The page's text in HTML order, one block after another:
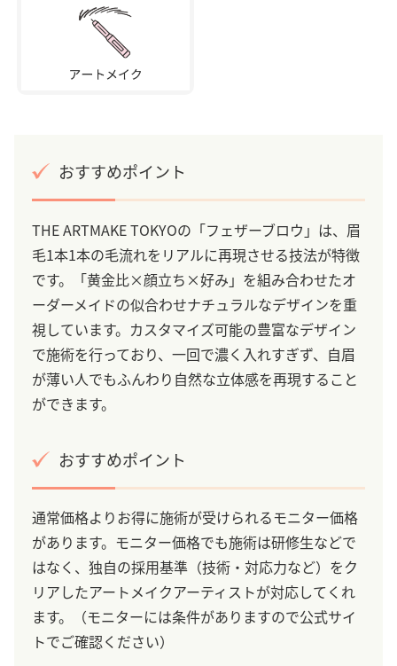
おすすめポイント
THE ARTMAKE TOKYOの「フェザーブロウ」は、眉
毛1本1本の毛流れをリアルに再現させる技法が特徴
です。「黄金比×顔立ち×好み」を組み合わせたオ
ーダーメイドの似合わせナチュラルなデザインを重
視しています。カスタマイズ可能の豊富なデザイン
で施術を行っており、一回で濃く入れすぎず、自眉
が薄い人でもふんわり自然な立体感を再現すること
ができます。
おすすめポイント
通常価格よりお得に施術が受けられるモニター価格
があります。モニター価格でも施術は研修生などで
はなく、独自の採用基準（技術・対応力など）をク
リアしたアートメイクアーティストが対応してくれ
ます。（モニターには条件がありますので公式サイ
トでご確認ください）